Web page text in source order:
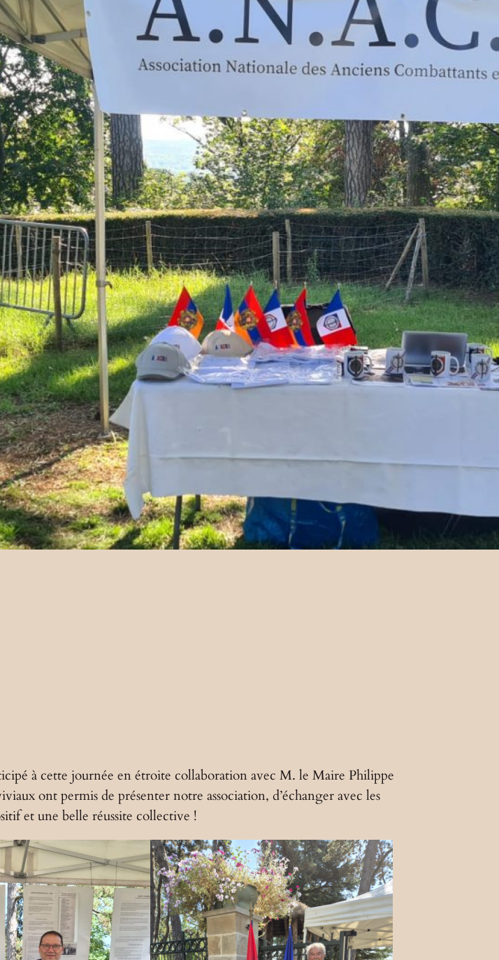
à cette journée en étroite collaboration avec M. le Maire Philippe
ont permis de présenter notre association, d’échanger avec les
et une belle réussite collective !